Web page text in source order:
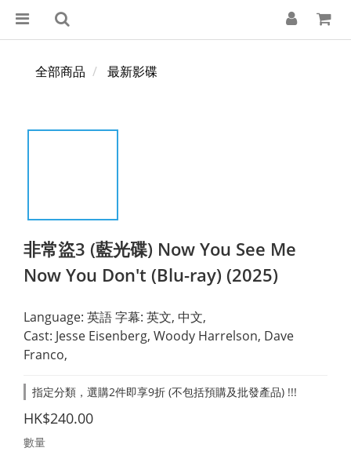
全部商品 最新影碟
非常盜3 (藍光碟) Now You See Me
Now You Don't (Blu-ray) (2025)
Language: 英語 字幕: 英文, 中文,
Cast: Jesse Eisenberg, Woody Harrelson, Dave
Franco,
指定分類，選購2件即享9折 (不包括預購及批發產品) !!!
HK$240.00
數量